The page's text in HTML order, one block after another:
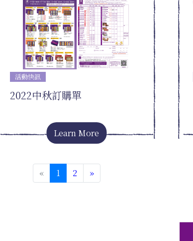
活動快訊
2022中秋訂購單
Learn More
« 1 2 »